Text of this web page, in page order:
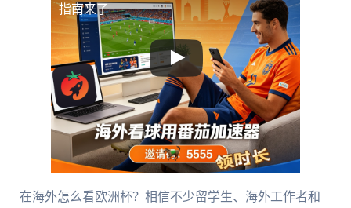
指南来了
在海外怎么看欧洲杯？相信不少留学生、海外工作者和